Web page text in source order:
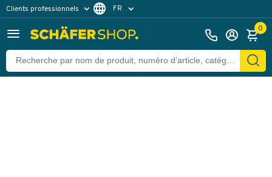
Clients professionnels
Clients particuliers
FR
0
Retour